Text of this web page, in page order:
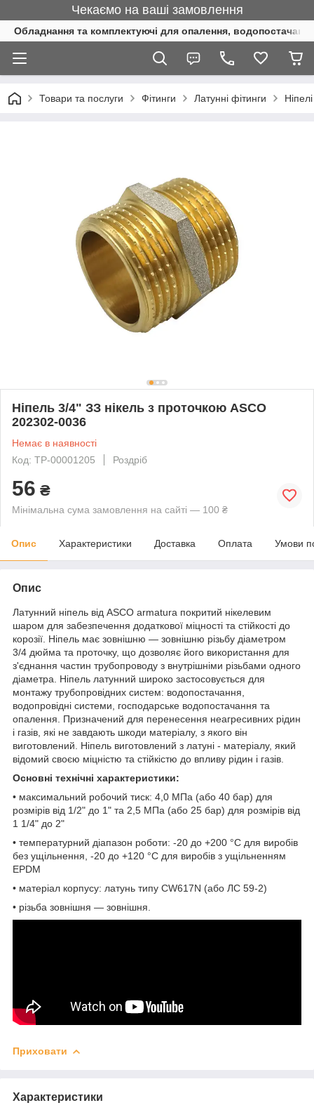
Чекаємо на ваші замовлення
Обладнання та комплектуючі для опалення, водопостачання
Товари та послуги Фітинги Латунні фітинги
Ніпель 3/4" ЗЗ нікель з проточкою ASCO
202302-0036
Немає в наявності
Код: ТР-00001205
Роздріб
56 ₴
Мінімальна сума замовлення на сайті — 100 ₴
Опис Характеристики Доставка Оплата Умови
Опис
Латунний ніпель від ASCO armatura покритий нікелевим
шаром для забезпечення додаткової міцності та стійкості до
корозії. Ніпель має зовнішню — зовнішню різьбу діаметром
3/4 дюйма та проточку, що дозволяє його використання для
з'єднання частин трубопроводу з внутрішніми різьбами одного
діаметра. Ніпель латунний широко застосовується для
монтажу трубопровідних систем: водопостачання,
водопровідні системи, господарське водопостачання та
опалення. Призначений для перенесення неагресивних рідин
і газів, які не завдають шкоди матеріалу, з якого він
виготовлений. Ніпель виготовлений з латуні - матеріалу, який
відомий своєю міцністю та стійкістю до впливу рідин і газів.
Основні технічні характеристики:
• максимальний робочий тиск: 4,0 МПа (або 40 бар) для
розмірів від 1/2" до 1" та 2,5 МПа (або 25 бар) для розмірів від
1 1/4" до 2"
• температурний діапазон роботи: -20 до +200 °C для виробів
без ущільнення, -20 до +120 °C для виробів з ущільненням
EPDM
• матеріал корпусу: латунь типу CW617N (або ЛС 59-2)
• різьба зовнішня — зовнішня.
Приховати
Характеристики